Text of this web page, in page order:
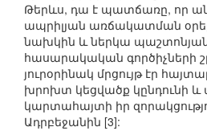
Թերևս, դա է պատճառը, որ
ապրիլյան առճակատման
նախկին և ներկա
հասարակական գործիչների
յուրօրինակ մրցույթ էր
խրոխտ կեցվածք կընդունի և
կարտահայտի իր
Ադրբեջանին [3]: